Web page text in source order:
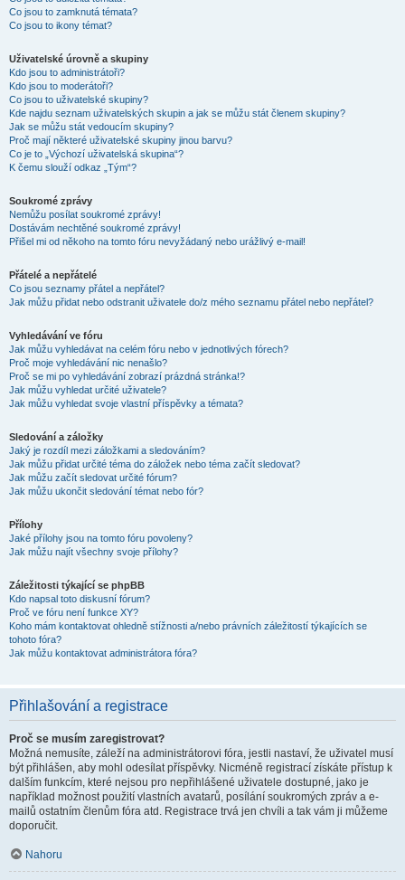
Co jsou to zamknutá témata?
Co jsou to ikony témat?
Uživatelské úrovně a skupiny
Kdo jsou to administrátoři?
Kdo jsou to moderátoři?
Co jsou to uživatelské skupiny?
Kde najdu seznam uživatelských skupin a jak se můžu stát členem skupiny?
Jak se můžu stát vedoucím skupiny?
Proč mají některé uživatelské skupiny jinou barvu?
Co je to „Výchozí uživatelská skupina“?
K čemu slouží odkaz „Tým“?
Soukromé zprávy
Nemůžu posílat soukromé zprávy!
Dostávám nechtěné soukromé zprávy!
Přišel mi od někoho na tomto fóru nevyžádaný nebo urážlivý e-mail!
Přátelé a nepřátelé
Co jsou seznamy přátel a nepřátel?
Jak můžu přidat nebo odstranit uživatele do/z mého seznamu přátel nebo nepřátel?
Vyhledávání ve fóru
Jak můžu vyhledávat na celém fóru nebo v jednotlivých fórech?
Proč moje vyhledávání nic nenašlo?
Proč se mi po vyhledávání zobrazí prázdná stránka!?
Jak můžu vyhledat určité uživatele?
Jak můžu vyhledat svoje vlastní příspěvky a témata?
Sledování a záložky
Jaký je rozdíl mezi záložkami a sledováním?
Jak můžu přidat určité téma do záložek nebo téma začít sledovat?
Jak můžu začít sledovat určité fórum?
Jak můžu ukončit sledování témat nebo fór?
Přílohy
Jaké přílohy jsou na tomto fóru povoleny?
Jak můžu najít všechny svoje přílohy?
Záležitosti týkající se phpBB
Kdo napsal toto diskusní fórum?
Proč ve fóru není funkce XY?
Koho mám kontaktovat ohledně stížnosti a/nebo právních záležitostí týkajících se
tohoto fóra?
Jak můžu kontaktovat administrátora fóra?
Přihlašování a registrace
Proč se musím zaregistrovat?
Možná nemusíte, záleží na administrátorovi fóra, jestli nastaví, že uživatel musí
být přihlášen, aby mohl odesílat příspěvky. Nicméně registrací získáte přístup k
dalším funkcím, které nejsou pro nepřihlášené uživatele dostupné, jako je
například možnost použití vlastních avatarů, posílání soukromých zpráv a e-
mailů ostatním členům fóra atd. Registrace trvá jen chvíli a tak vám ji můžeme
doporučit.
Nahoru